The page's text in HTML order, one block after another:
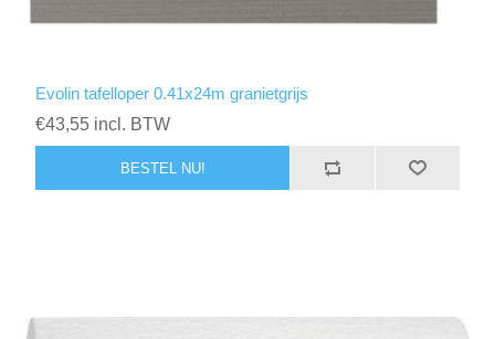
Evolin tafelloper 0.41x24m granietgrijs
€43,55 incl. BTW